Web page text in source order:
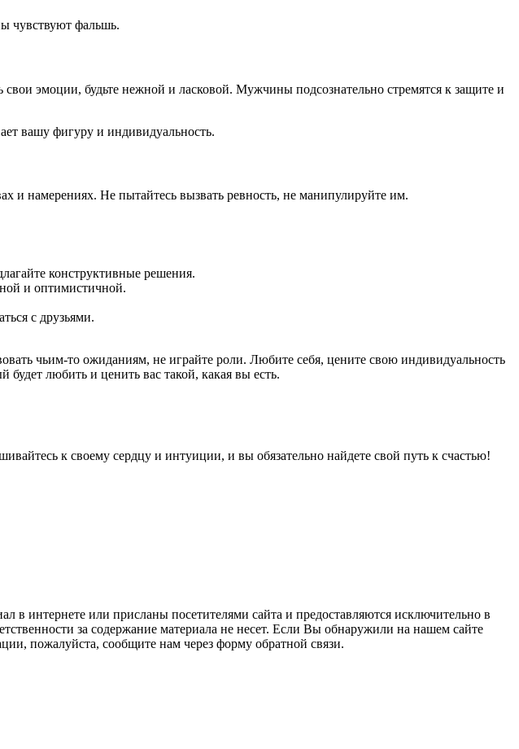
чувствуют фальшь.
эмоции, будьте нежной и ласковой. Мужчины подсознательно стремятся к защите и
вашу фигуру и индивидуальность.
намерениях. Не пытайтесь вызвать ревность, не манипулируйте им.
конструктивные решения.
и оптимистичной.
с друзьями.
чьим-то ожиданиям, не играйте роли. Любите себя, цените свою индивидуальность
любить и ценить вас такой, какая вы есть.
к своему сердцу и интуиции, и вы обязательно найдете свой путь к счастью!
интернете или присланы посетителями сайта и предоставляются исключительно в
за содержание материала не несет. Если Вы обнаружили на нашем сайте
пожалуйста, сообщите нам через форму обратной связи.